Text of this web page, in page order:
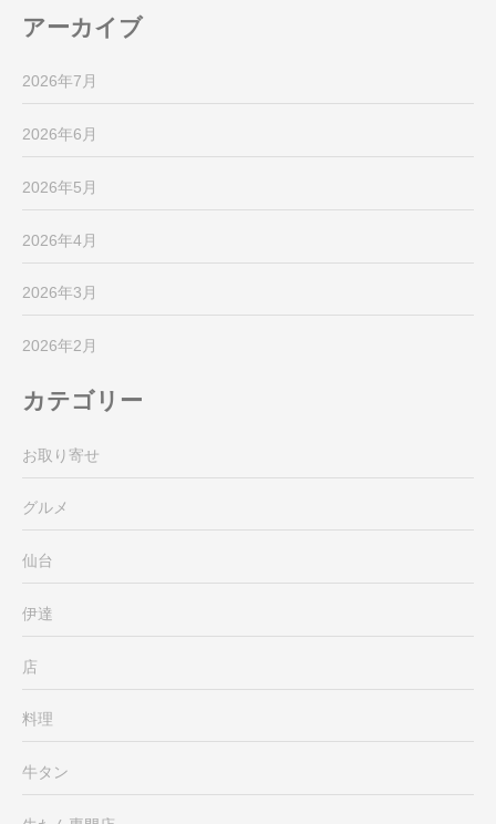
アーカイブ
2026年7月
2026年6月
2026年5月
2026年4月
2026年3月
2026年2月
カテゴリー
お取り寄せ
グルメ
仙台
伊達
店
料理
牛タン